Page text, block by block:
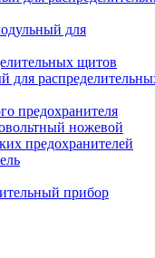
для
щитов
для
предохранителя
ножевой
предохранителей
прибор